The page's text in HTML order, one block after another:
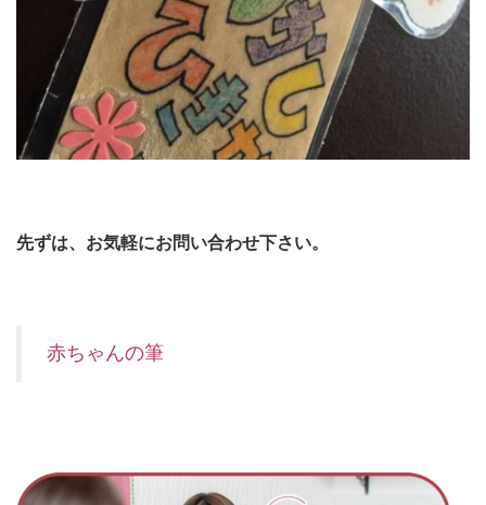
先ずは、お気軽にお問い合わせ下さい。
赤ちゃんの筆